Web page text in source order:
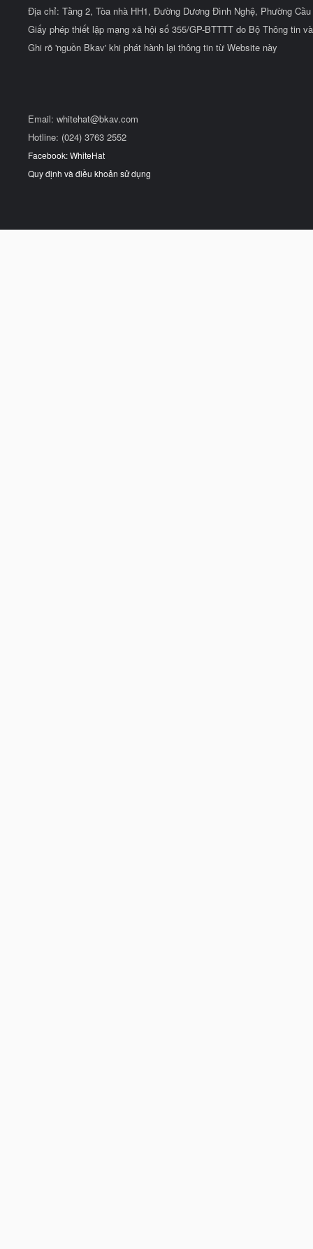
Địa chỉ: Tầng 2, Tòa nhà HH1, Đường Dương Đình Nghệ, Phường
Giấy phép thiết lập mạng xã hội số 355/GP-BTTTT do Bộ Thông tin
Ghi rõ 'nguồn Bkav' khi phát hành lại thông tin từ Website này
Email: whitehat@bkav.com
Hotline: (024) 3763 2552
Facebook: WhiteHat
Quy định và điều khoản sử dụng